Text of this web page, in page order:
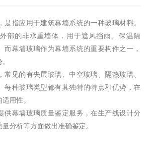
是指应用于建筑幕墙系统的一种玻璃材料。
部的非承重墙体，用于遮风挡雨、保温隔
而幕墙玻璃作为幕墙系统的重要构件之一，
常见的有夹层玻璃、中空玻璃、隔热玻璃、
每种玻璃类型都有其独特的特点和优势，在
用性。
供幕墙玻璃质量鉴定服务，在生产线设计分
分析等方面做出准确鉴定。